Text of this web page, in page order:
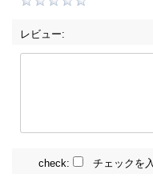
レビュー:
check: チェックを